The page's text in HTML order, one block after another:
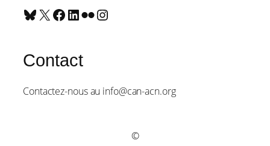
Bluesky X Facebook LinkedIn Flickr Instagram
Contact
Contactez-nous au info@can-acn.org
©